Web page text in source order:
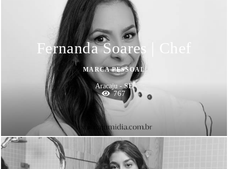
Fernanda Soares | Chef
MARCA PESSOAL
Aracaju - SE
767